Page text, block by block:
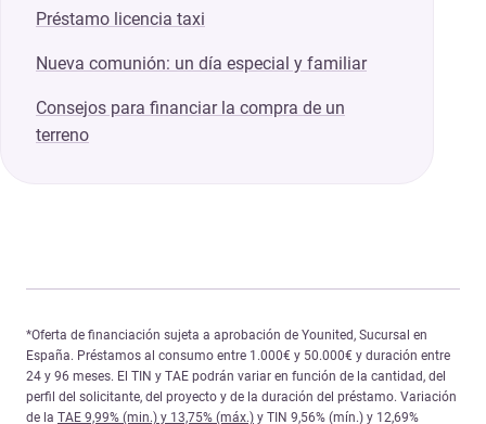
Préstamo licencia taxi
Nueva comunión: un día especial y familiar
Consejos para financiar la compra de un
terreno
*Oferta de financiación sujeta a aprobación de Younited, Sucursal en
España. Préstamos al consumo entre 1.000€ y 50.000€ y duración entre
24 y 96 meses. El TIN y TAE podrán variar en función de la cantidad, del
perfil del solicitante, del proyecto y de la duración del préstamo. Variación
de la TAE 9,99% (min.) y 13,75% (máx.) y TIN 9,56% (mín.) y 12,69%